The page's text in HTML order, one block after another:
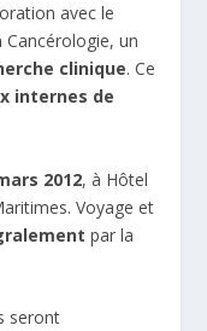
avec le
Cancérologie, un
clinique. Ce
internes de
2012, à Hôtel
Voyage et
par la
seront